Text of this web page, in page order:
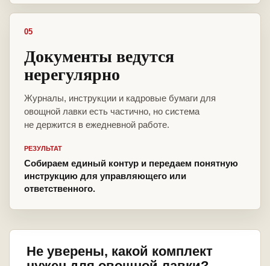
05
Документы ведутся
нерегулярно
Журналы, инструкции и кадровые бумаги для
овощной лавки есть частично, но система
не держится в ежедневной работе.
РЕЗУЛЬТАТ
Собираем единый контур и передаем понятную
инструкцию для управляющего или
ответственного.
Не уверены, какой комплект